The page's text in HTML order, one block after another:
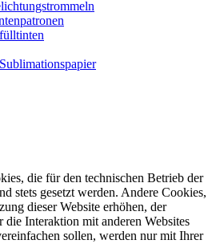
die für den technischen Betrieb der
stets gesetzt werden. Andere Cookies,
dieser Website erhöhen, der
Interaktion mit anderen Websites
sollen, werden nur mit Ihrer